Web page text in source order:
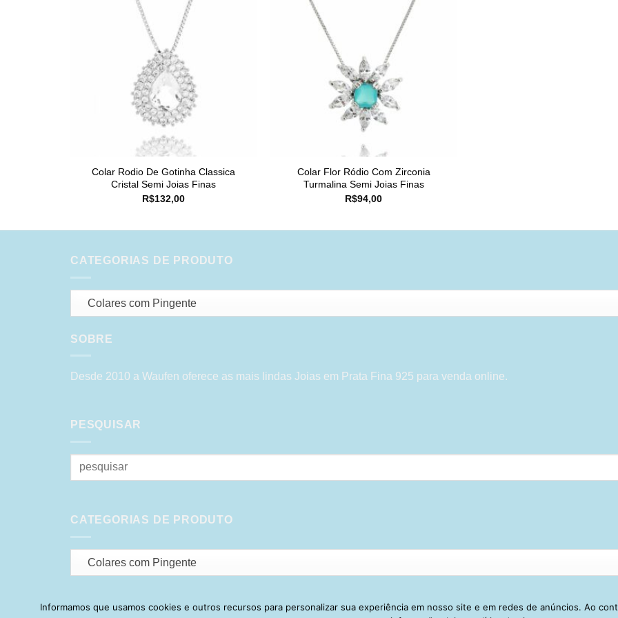
Colar Rodio De Gotinha Classica
Cristal Semi Joias Finas
R$132,00
Colar Flor Ródio Com Zirconia
Turmalina Semi Joias Finas
R$94,00
CATEGORIAS DE PRODUTO
Colares com Pingente
SOBRE
Desde 2010 a Waufen oferece as mais lindas Joias em Prata Fina 925 para venda online.
PESQUISAR
Pesquisar
CATEGORIAS DE PRODUTO
Colares com Pingente
Visa PayPal Stripe MasterCardCash
Informamos que usamos cookies e outros recursos para personalizar sua experiência em nosso site e em redes de anúncios. Ao